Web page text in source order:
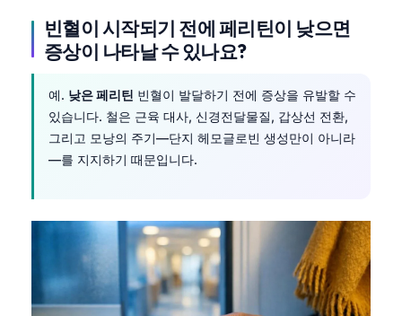
빈혈이 시작되기 전에 페리틴이 낮으면
증상이 나타날 수 있나요?
예. 낮은 페리틴 빈혈이 발달하기 전에 증상을 유발할 수
있습니다. 철은 근육 대사, 신경전달물질, 갑상선 전환,
그리고 모낭의 주기—단지 헤모글로빈 생성만이 아니라
—를 지지하기 때문입니다.